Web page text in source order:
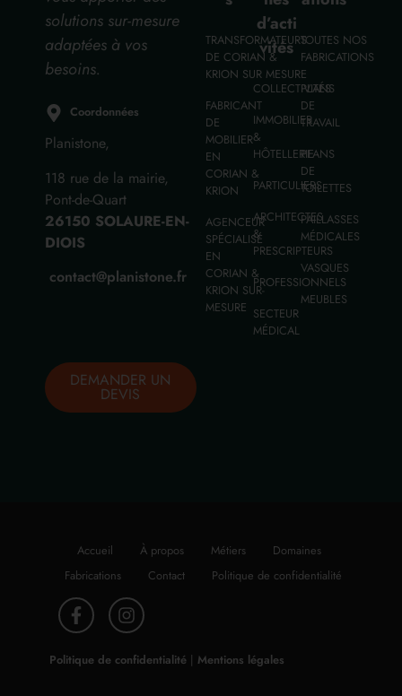
solutions sur-mesure
adaptées à vos
besoins.
Coordonnées
Planistone,
118 rue de la mairie,
Pont-de-Quart
26150 SOLAURE-EN-
DIOIS
contact@planistone.fr
DEMANDER UN
DEVIS
TRANSFORMATEURS
DE CORIAN &
KRION SUR MESURE
FABRICANT
DE
MOBILIER
EN
CORIAN &
KRION
AGENCEUR
SPÉCIALISÉ
EN
CORIAN &
KRION SUR-
MESURE
d’acti
vités
COLLECTIVITÉS
IMMOBILIER
&
HÔTELLERIE
PARTICULIERS
ARCHITECTES
&
PRESCRIPTEURS
PROFESSIONNELS
SECTEUR
MÉDICAL
TOUTES NOS
FABRICATIONS
PLANS
DE
TRAVAIL
PLANS
DE
TOILETTES
PAILLASSES
MÉDICALES
VASQUES
MEUBLES
Accueil À propos Métiers
Domaines
Fabrications
Contact Politique de confidentialité
Politique de confidentialité| Mentions légales